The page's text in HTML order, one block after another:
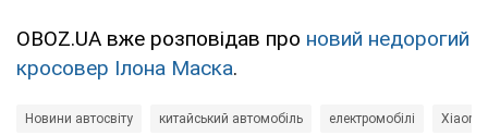
OBOZ.UA вже розповідав про новий недорогий
кросовер Ілона Маска.
Новини автосвіту китайський автомобіль електромобілі Xiaomi